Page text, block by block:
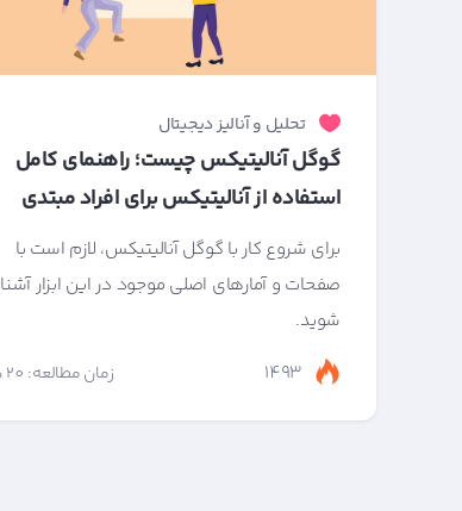
تحلیل و آنالیز دیجیتال
گوگل آنالیتیکس چیست؛ راهنمای کامل
استفاده از آنالیتیکس برای افراد مبتدی
برای شروع کار با گوگل آنالیتیکس، لازم است با
صفحات و آمارهای اصلی موجود در این ابزار آشنا
شوید.
زمان مطالعه: 20 دقیقه 1493